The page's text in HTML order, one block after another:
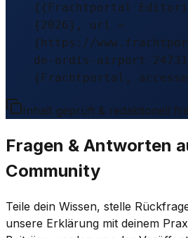
{{Frachtportal
{2026}, url =
{https://
de-ordis-airport-
{Frachtportal,
Inhalt geprüft & redaktionell
Fragen & Antworten
Community
Teile dein Wissen, stelle
unsere Erklärung mit deinem